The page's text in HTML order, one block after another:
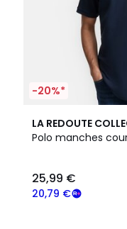
-20%*
LA REDOUTE
Polo manches
20,79 €
25,99 €
4,9
/ 5
3
Couleurs